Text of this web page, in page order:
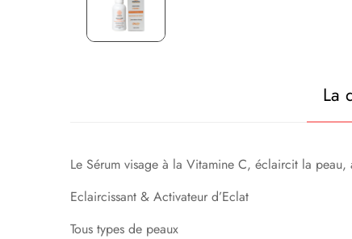
La
Le Sérum visage à la Vitamine C, éclaircit la
Eclaircissant & Activateur d’Eclat
Tous types de peaux